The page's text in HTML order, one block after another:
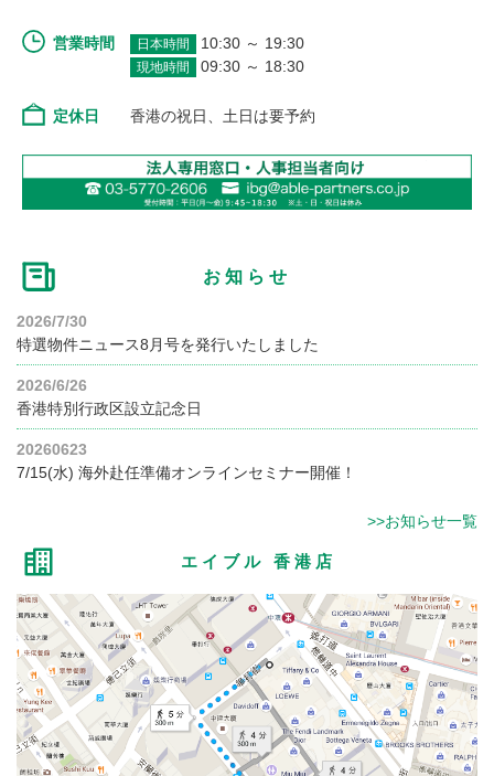
営業時間 日本時間 10:30 ～ 19:30
現地時間 09:30 ～ 18:30
定休日 香港の祝日、土日は要予約
お知らせ
2026/7/30
特選物件ニュース8月号を発行いたしました
2026/6/26
香港特別行政区設立記念日
20260623
7/15(水) 海外赴任準備オンラインセミナー開催！
>>お知らせ一覧
エイブル 香港店